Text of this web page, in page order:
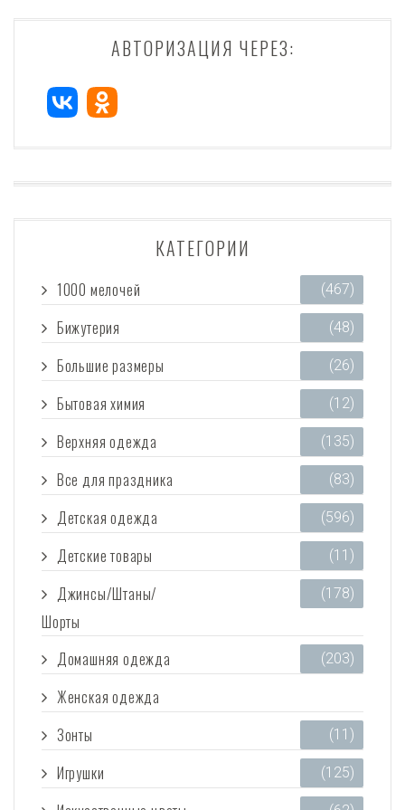
АВТОРИЗАЦИЯ ЧЕРЕЗ:
КАТЕГОРИИ
1000 мелочей (467)
Бижутерия (48)
Большие размеры (26)
Бытовая химия (12)
Верхняя одежда (135)
Все для праздника (83)
Детская одежда (596)
Детские товары (11)
Джинсы/Штаны/
Шорты
(178)
Домашняя одежда (203)
Женская одежда
Зонты (11)
Игрушки (125)